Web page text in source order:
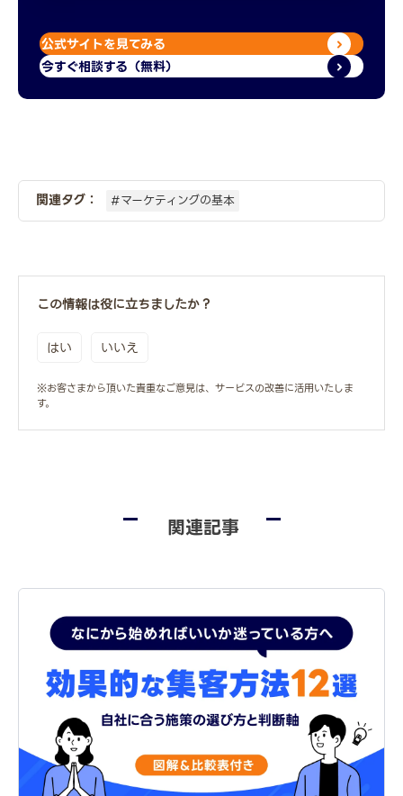
公式サイトを見てみる
今すぐ相談する（無料）
関連タグ： #マーケティングの基本
この情報は役に立ちましたか？
はい いいえ
※お客さまから頂いた貴重なご意見は、サービスの改善に活用いたしま
す。
関連記事